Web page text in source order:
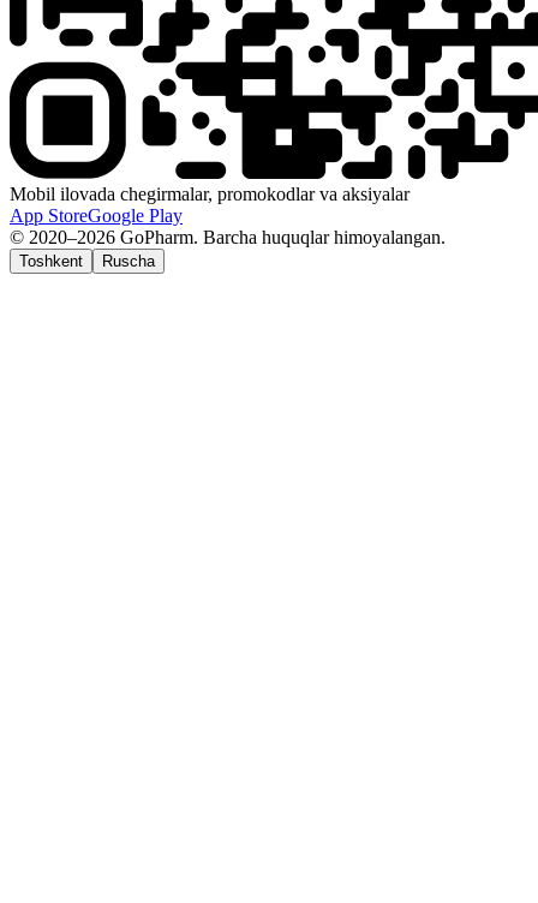
Mobil ilovada chegirmalar, promokodlar va aksiyalar
App StoreGoogle Play
© 2020–2026 GoPharm. Barcha huquqlar himoyalangan.
Toshkent Ruscha